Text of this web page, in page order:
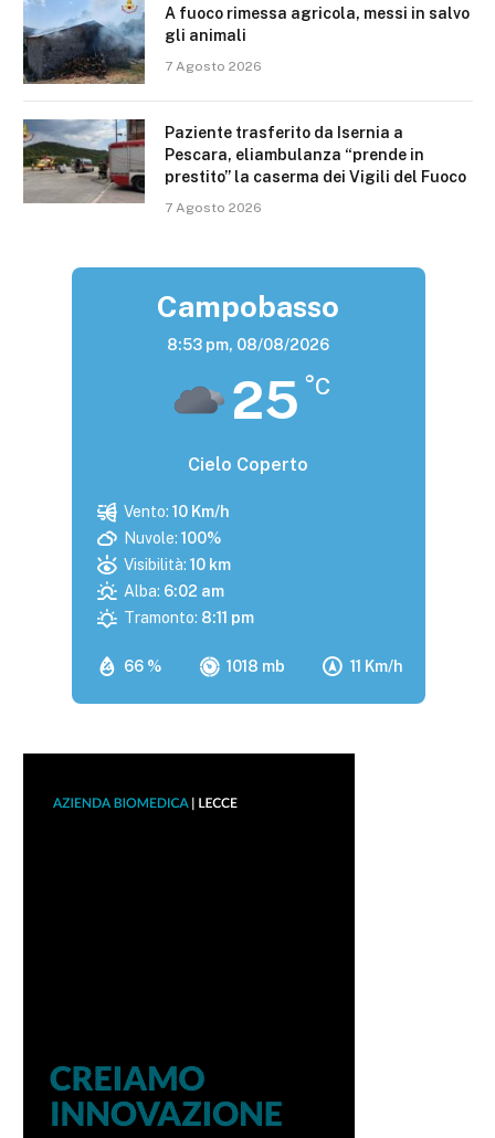
A fuoco rimessa agricola, messi in salvo
gli animali
7 Agosto 2026
Paziente trasferito da Isernia a
Pescara, eliambulanza “prende in
prestito” la caserma dei Vigili del Fuoco
7 Agosto 2026
Campobasso
8:53 pm, 08/08/2026
25 °C
Cielo Coperto
66 % 1018 mb 11 Km/h
Vento: 10 Km/h
Nuvole: 100%
Visibilità: 10 km
Alba: 6:02 am
Tramonto: 8:11 pm